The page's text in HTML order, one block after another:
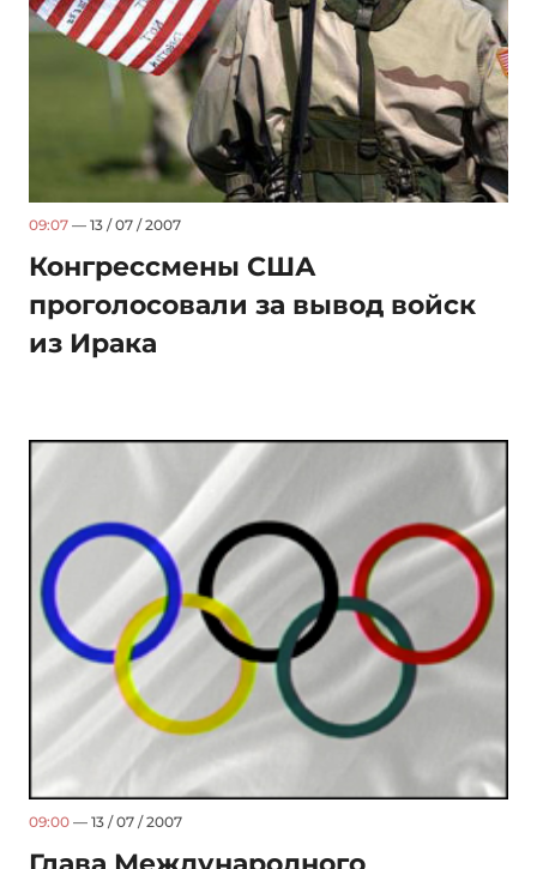
09:07 — 13 / 07 / 2007
Конгрессмены США
проголосовали за вывод войск
из Ирака
09:00 — 13 / 07 / 2007